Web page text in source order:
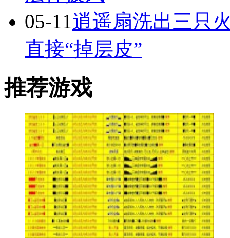
05-11逍遥扇洗出三只
直接“掉层皮”
推荐游戏